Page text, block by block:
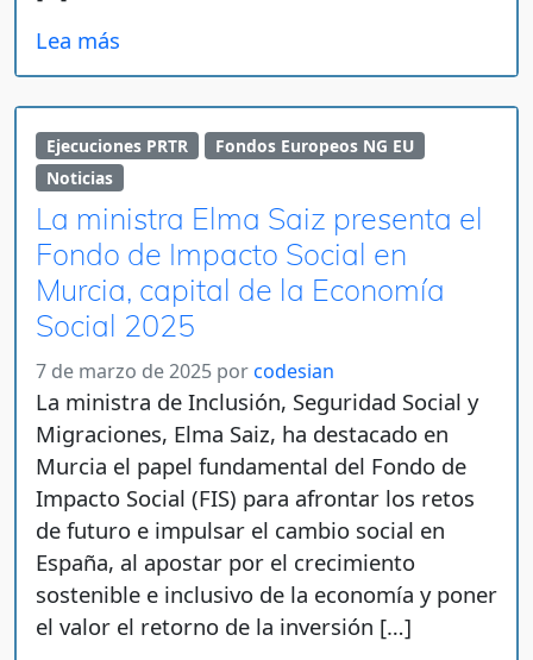
Lea más
Ejecuciones PRTR
Fondos Europeos NG EU
Noticias
La ministra Elma Saiz presenta el
Fondo de Impacto Social en
Murcia, capital de la Economía
Social 2025
7 de marzo de 2025 por codesian
La ministra de Inclusión, Seguridad Social y
Migraciones, Elma Saiz, ha destacado en
Murcia el papel fundamental del Fondo de
Impacto Social (FIS) para afrontar los retos
de futuro e impulsar el cambio social en
España, al apostar por el crecimiento
sostenible e inclusivo de la economía y poner
el valor el retorno de la inversión […]